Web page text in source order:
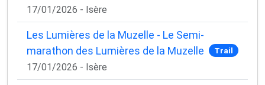
17/01/2026 - Isère
Les Lumières de la Muzelle - Le Semi-
marathon des Lumières de la Muzelle
17/01/2026 - Isère
Trail